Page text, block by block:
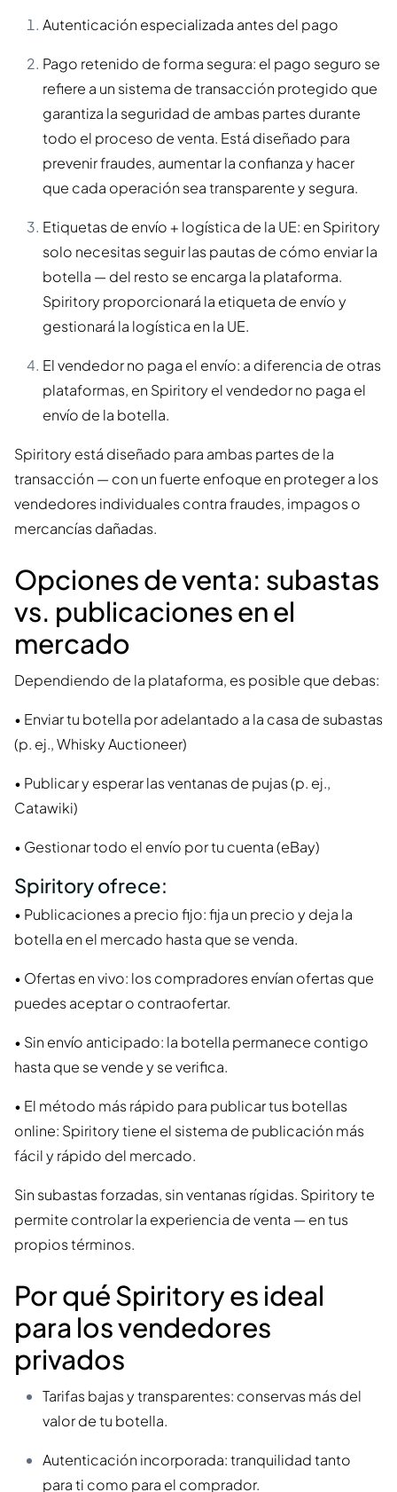
Autenticación especializada antes del pago
Pago retenido de forma segura: el pago seguro se
refiere a un sistema de transacción protegido que
garantiza la seguridad de ambas partes durante
todo el proceso de venta. Está diseñado para
prevenir fraudes, aumentar la confianza y hacer
que cada operación sea transparente y segura.
Etiquetas de envío + logística de la UE: en Spiritory
solo necesitas seguir las pautas de cómo enviar la
botella — del resto se encarga la plataforma.
Spiritory proporcionará la etiqueta de envío y
gestionará la logística en la UE.
El vendedor no paga el envío: a diferencia de otras
plataformas, en Spiritory el vendedor no paga el
envío de la botella.
Spiritory está diseñado para ambas partes de la
transacción — con un fuerte enfoque en proteger a los
vendedores individuales contra fraudes, impagos o
mercancías dañadas.
Opciones de venta: subastas
vs. publicaciones en el
mercado
Dependiendo de la plataforma, es posible que debas:
• Enviar tu botella por adelantado a la casa de subastas
(p. ej., Whisky Auctioneer)
• Publicar y esperar las ventanas de pujas (p. ej.,
Catawiki)
• Gestionar todo el envío por tu cuenta (eBay)
Spiritory ofrece:
• Publicaciones a precio fijo: fija un precio y deja la
botella en el mercado hasta que se venda.
• Ofertas en vivo: los compradores envían ofertas que
puedes aceptar o contraofertar.
• Sin envío anticipado: la botella permanece contigo
hasta que se vende y se verifica.
• El método más rápido para publicar tus botellas
online: Spiritory tiene el sistema de publicación más
fácil y rápido del mercado.
Sin subastas forzadas, sin ventanas rígidas. Spiritory te
permite controlar la experiencia de venta — en tus
propios términos.
Por qué Spiritory es ideal
para los vendedores
privados
Tarifas bajas y transparentes: conservas más del
valor de tu botella.
Autenticación incorporada: tranquilidad tanto
para ti como para el comprador.